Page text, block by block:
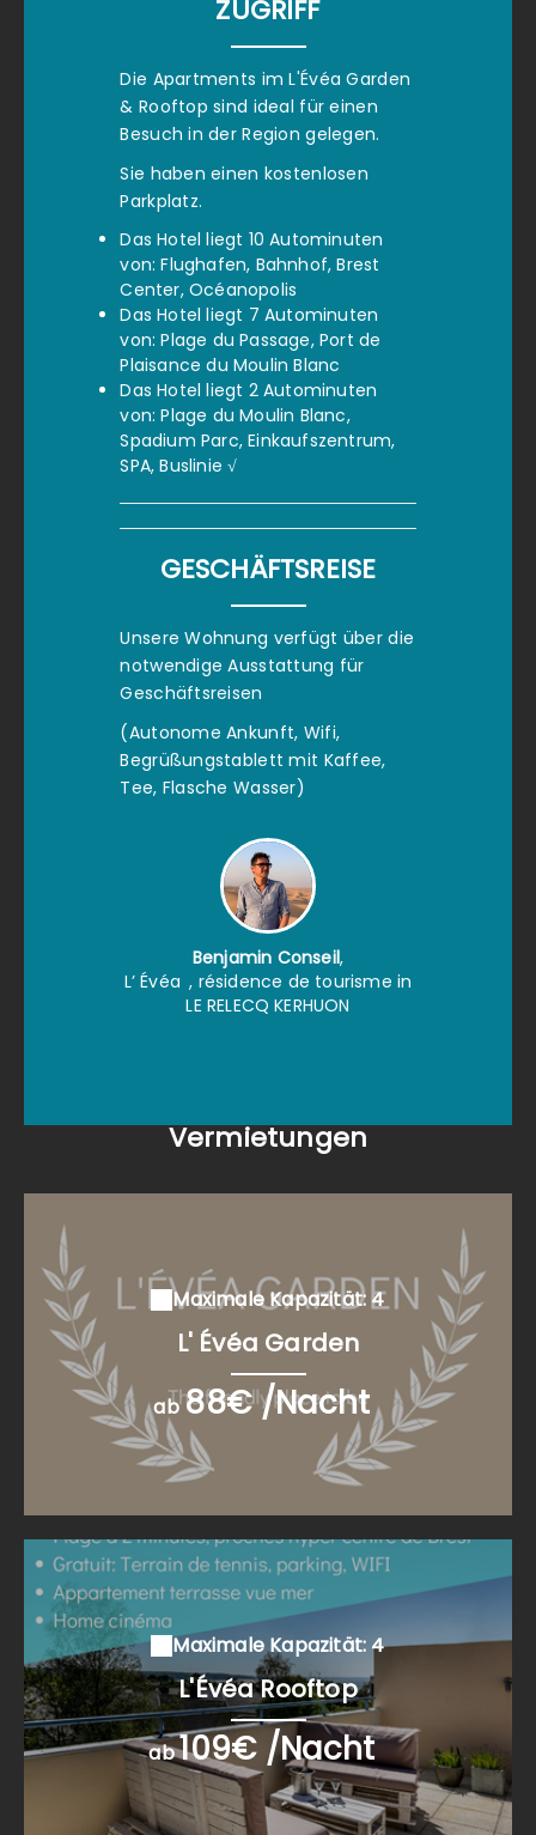
ZUGRIFF
Die Apartments im L'Évéa Garden
& Rooftop sind ideal für einen
Besuch in der Region gelegen.
Sie haben einen kostenlosen
Parkplatz.
Das Hotel liegt 10 Autominuten
von: Flughafen, Bahnhof, Brest
Center, Océanopolis
Das Hotel liegt 7 Autominuten
von: Plage du Passage, Port de
Plaisance du Moulin Blanc
Das Hotel liegt 2 Autominuten
von: Plage du Moulin Blanc,
Spadium Parc, Einkaufszentrum,
SPA, Buslinie √
GESCHÄFTSREISE
Unsere Wohnung verfügt über die
notwendige Ausstattung für
Geschäftsreisen
(Autonome Ankunft, Wifi,
Begrüßungstablett mit Kaffee,
Tee, Flasche Wasser)
Benjamin Conseil,
L’ Évéa , résidence de tourisme in
LE RELECQ KERHUON
Vermietungen
Maximale Kapazität: 4
L' Évéa Garden
ab88€ /Nacht
Maximale Kapazität: 4
L'Évéa Rooftop
ab109€ /Nacht